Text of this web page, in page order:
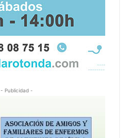
- Publicidad -